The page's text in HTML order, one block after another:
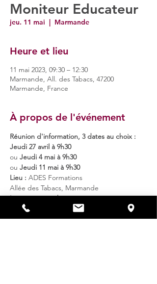
Moniteur Educateur
jeu. 11 mai
  |
Marmande
Heure et lieu
11 mai 2023, 09:30 – 12:30
Marmande, All. des Tabacs, 47200
Marmande, France
À propos de l'événement
Réunion d'information, 3 dates au choix :
Jeudi 27 avril à 9h30
ou Jeudi 4 mai à 9h30
ou Jeudi 11 mai à 9h30
Lieu : ADES Formations
Allée des Tabacs, Marmande
Inscription au choix :
Directement au
05 53 79 12 87
ou via le formulaire en ligne